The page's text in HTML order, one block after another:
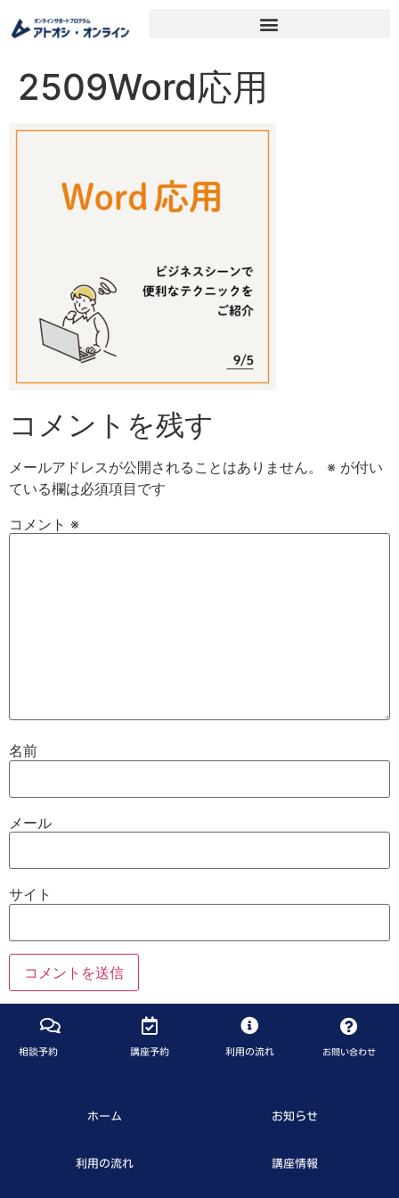
2509Word応用
コメントを残す
メールアドレスが公開されることはありません。 ※ が付い
ている欄は必須項目です
コメント ※
名前
メール
サイト
相談予約 講座予約 利用の流れ お問い合わせ
ホーム お知らせ
利用の流れ 講座情報